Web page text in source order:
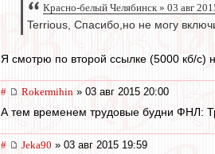
Красно-белый Челябинск » 03 авг
Terrious, Спасибо,но не могу
Я смотрю по второй ссылке (5000 кб/с)
# Rokermihin » 03 авг 2015 20:00
А тем временем трудовые будни ФНЛ:
# Jeka90 » 03 авг 2015 19:59